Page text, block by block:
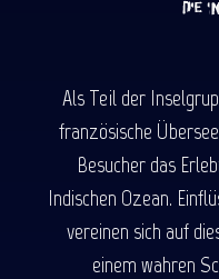
Als Teil der
französische
Besucher das
Indischen Ozean.
vereinen sich auf
einem wahren